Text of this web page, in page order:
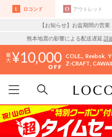
ロコンド アウトレット
【お知らせ】お盆期間の営
熊本地震の影響による配送遅延 詳
10,000 COLE.. Reebok
Z-CRAFT CAWAII